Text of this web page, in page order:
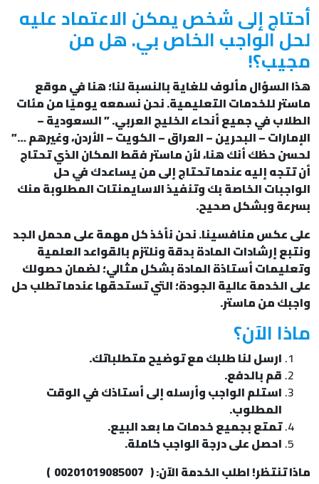
أحتاج إلى شخص يمكن الاعتماد عليه
لحل الواجب الخاص بي. هل من
مجيب؟!
هذا السؤال مألوف للغاية بالنسبة لنا؛ هنا في موقع
ماستر للخدمات التعليمية. نحن نسمعه يوميًا من مئات
الطلاب في جميع أنحاء الخليج العربي. ” السعودية –
الإمارات – البحرين – العراق – الكويت – الأردن، وغيرهم …”
لحسن حظك أنك هنا، لأن ماستر فقط المكان الذي تحتاج
أن تتجه إليه عندما تحتاج إلى من يساعدك في حل
الواجبات الخاصة بك وتنفيذ الاسايمنتات المطلوبة منك
بسرعة وبشكل صحيح.
على عكس منافسينا. نحن نأخذ كل مهمة على محمل الجد
ونتبع إرشادات المادة بدقة ونلتزم بالقواعد العلمية
وتعليمات أستاذة المادة بشكل مثالي؛ لضمان حصولك
على الخدمة عالية الجودة؛ التي تستحقها عندما تطلب حل
واجبك من ماستر.
ماذا الآن؟
ارسل لنا طلبك مع توضيح متطلباتك.
قم بالدفع.
استلم الواجب وأرسله إلى أستاذك في الوقت
المطلوب.
تمتع بجميع خدمات ما بعد البيع.
احصل على درجة الواجب كاملة.
ماذا تنتظر! اطلب الخدمة الآن: ( 00201019085007 )